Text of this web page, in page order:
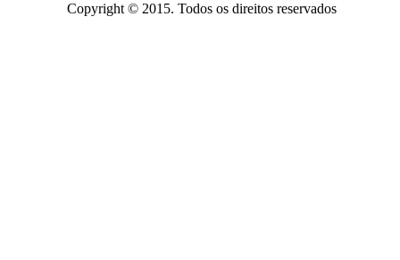
Copyright © 2015. Todos os direitos reservados